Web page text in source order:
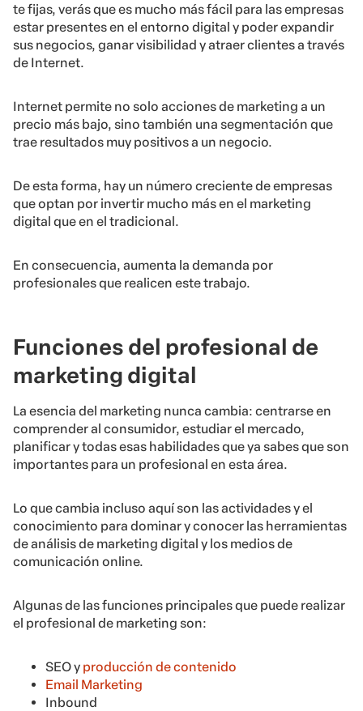
te fijas, verás que es mucho más fácil para las empresas
estar presentes en el entorno digital y poder expandir
sus negocios, ganar visibilidad y atraer clientes a través
de Internet.
Internet permite no solo acciones de marketing a un
precio más bajo, sino también una segmentación que
trae resultados muy positivos a un negocio.
De esta forma, hay un número creciente de empresas
que optan por invertir mucho más en el marketing
digital que en el tradicional.
En consecuencia, aumenta la demanda por
profesionales que realicen este trabajo.
Funciones del profesional de
marketing digital
La esencia del marketing nunca cambia: centrarse en
comprender al consumidor, estudiar el mercado,
planificar y todas esas habilidades que ya sabes que son
importantes para un profesional en esta área.
Lo que cambia incluso aquí son las actividades y el
conocimiento para dominar y conocer las herramientas
de análisis de marketing digital y los medios de
comunicación online.
Algunas de las funciones principales que puede realizar
el profesional de marketing son:
SEO y producción de contenido
Email Marketing
Inbound